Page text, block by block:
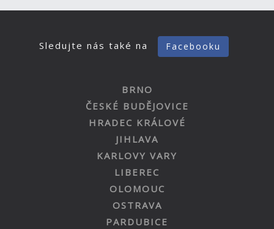
Sledujte nás také na Facebooku
BRNO
ČESKÉ BUDĚJOVICE
HRADEC KRÁLOVÉ
JIHLAVA
KARLOVY VARY
LIBEREC
OLOMOUC
OSTRAVA
PARDUBICE